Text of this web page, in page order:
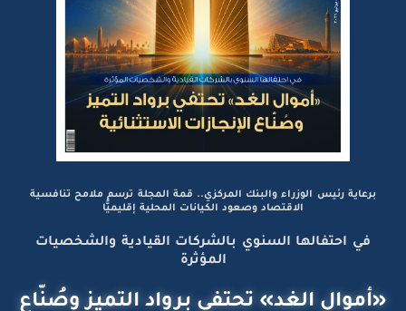
برعاية رئيس الوزراء والبنك المركزي.. قمة المجلة ترسم ملامح تنافسية
الاقتصاد وصعود الكيانات المحلية إقليميًّا
في احتفالها السنوي بالشركات القيادية والشخصيات
المؤثرة
«أموال الغد» تحتفي برواد التميز وصُنّاع